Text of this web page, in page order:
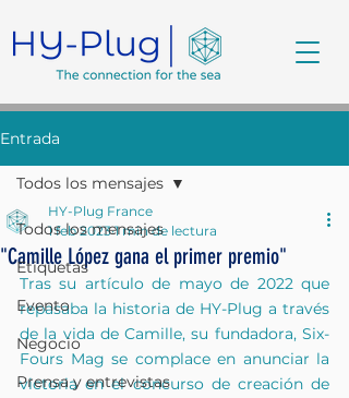
Entrada
Todos los mensajes
Etiquetas
Evento
Negocio
Prensa y entrevistas
Todos los mensajes
"Camille López gana el primer premio"
HY-Plug France
1 feb 2023 1 min de lectura
Tras su artículo de mayo de 2022 que
repasaba la historia de HY-Plug a través
de la vida de Camille, su fundadora, Six-
Fours Mag se complace en anunciar la
victoria en el concurso de creación de